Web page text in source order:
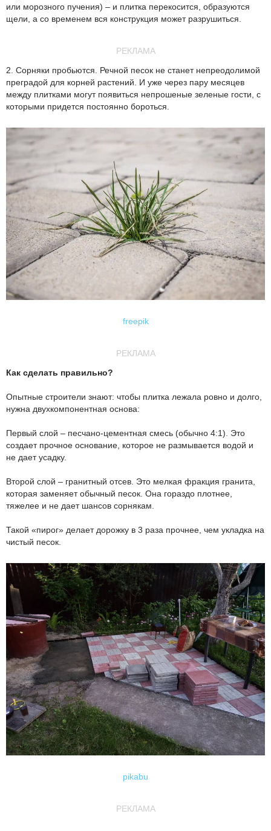
или морозного пучения) – и плитка перекосится, образуются
щели, а со временем вся конструкция может разрушиться.
РЕКЛАМА
2. Сорняки пробьются. Речной песок не станет непреодолимой
преградой для корней растений. И уже через пару месяцев
между плитками могут появиться непрошеные зеленые гости, с
которыми придется постоянно бороться.
freepik
РЕКЛАМА
Как сделать правильно?
Опытные строители знают: чтобы плитка лежала ровно и долго,
нужна двухкомпонентная основа:
Первый слой – песчано-цементная смесь (обычно 4:1). Это
создает прочное основание, которое не размывается водой и
не дает усадку.
Второй слой – гранитный отсев. Это мелкая фракция гранита,
которая заменяет обычный песок. Она гораздо плотнее,
тяжелее и не дает шансов сорнякам.
Такой «пирог» делает дорожку в 3 раза прочнее, чем укладка на
чистый песок.
pikabu
РЕКЛАМА